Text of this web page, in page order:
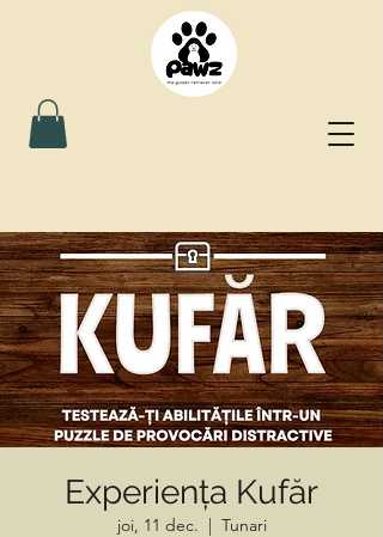
Experiența Kufăr
joi, 11 dec.
  |
Tunari